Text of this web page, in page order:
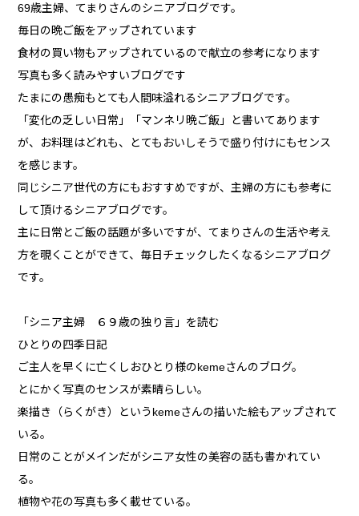
69歳主婦、てまりさんのシニアブログです。
毎日の晩ご飯をアップされています
食材の買い物もアップされているので献立の参考になります
写真も多く読みやすいブログです
たまにの愚痴もとても人間味溢れるシニアブログです。
「変化の乏しい日常」「マンネリ晩ご飯」と書いてあります
が、お料理はどれも、とてもおいしそうで盛り付けにもセンス
を感じます。
同じシニア世代の方にもおすすめですが、主婦の方にも参考に
して頂けるシニアブログです。
主に日常とご飯の話題が多いですが、てまりさんの生活や考え
方を覗くことができて、毎日チェックしたくなるシニアブログ
です。
「シニア主婦 ６９歳の独り言」を読む
ひとりの四季日記
ご主人を早くに亡くしおひとり様のkemeさんのブログ。
とにかく写真のセンスが素晴らしい。
楽描き（らくがき）というkemeさんの描いた絵もアップされて
いる。
日常のことがメインだがシニア女性の美容の話も書かれてい
る。
植物や花の写真も多く載せている。